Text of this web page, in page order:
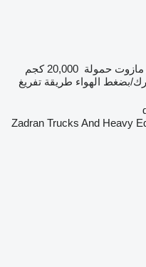
مازوت حمولة 20,000 كجم
بضغط الهواء طريقة تفريغ
Zadran Trucks And Heavy